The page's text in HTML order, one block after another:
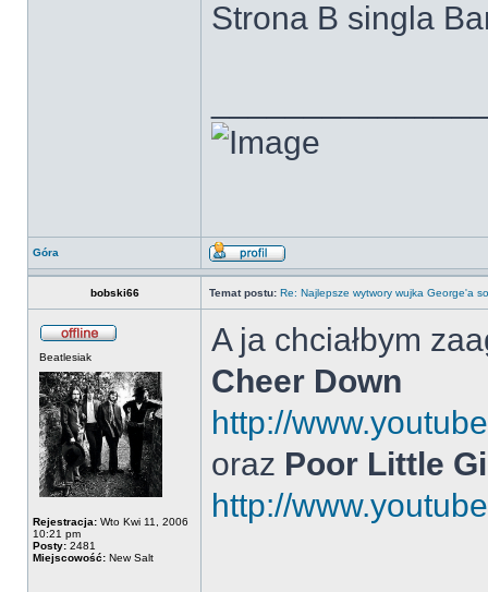
Strona B singla
Góra
bobski66 Temat postu: Re: Najlepsze wytwory wujka George'a
Beatlesiak
Rejestracja: Wto Kwi 11, 2006
10:21 pm
Posty: 2481
Miejscowość: New Salt
A ja chciałbym
Cheer Down
http://
oraz Poor Little
http://